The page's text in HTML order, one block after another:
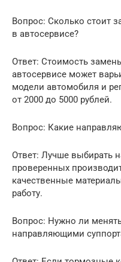
Вопрос: Сколько стоит
в автосервисе?
Ответ: Стоимость
автосервисе может
модели автомобиля и
от 2000 до 5000 рублей.
Вопрос: Какие
Ответ: Лучше выбирать
проверенных
качественные
работу.
Вопрос: Нужно ли
направляющими